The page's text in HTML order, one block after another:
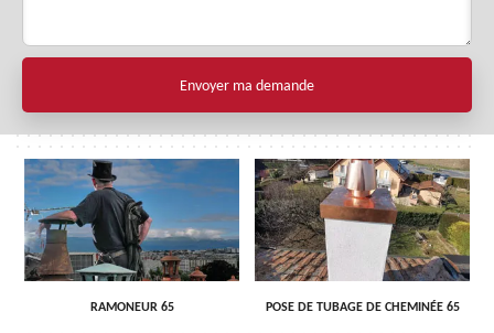
RAMONEUR 65 POSE DE TUBAGE DE CHEMINÉE 65